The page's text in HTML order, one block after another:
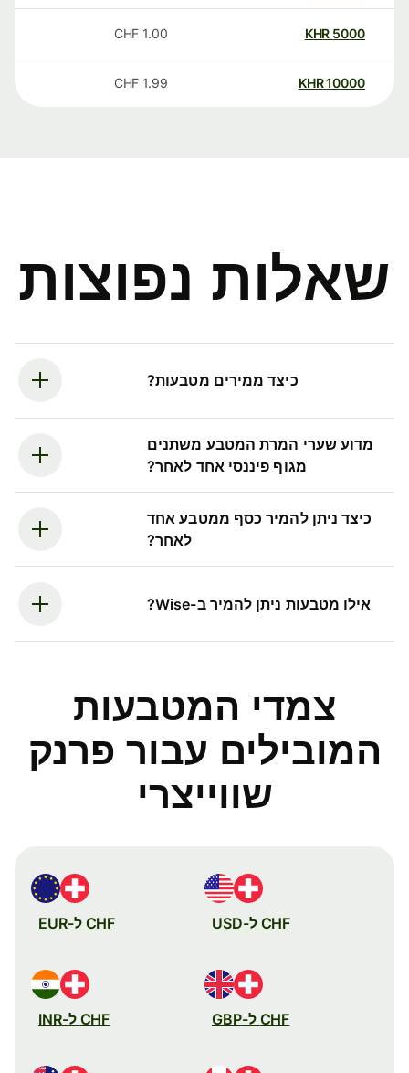
5000
KHR
1.00
CHF
10000
KHR
1.99
CHF
שאלות נפוצות
כיצד ממירים מטבעות?
מדוע שערי המרת המטבע משתנים
מגוף פיננסי אחד לאחר?
כיצד ניתן להמיר כסף ממטבע אחד
לאחר?
אילו מטבעות ניתן להמיר ב-Wise?
צמדי המטבעות
המובילים עבור פרנק
שווייצרי
CHF ל-USD CHF ל-EUR
CHF ל-GBP CHF ל-INR